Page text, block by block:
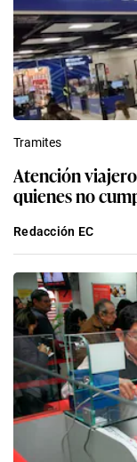
Tramites
Atención
quienes no
Redacción EC